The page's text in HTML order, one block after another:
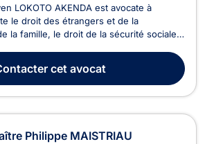
LOKOTO AKENDA est avocate à
le droit des étrangers et de la
la famille, le droit de la sécurité sociale
nationalité, Maître Even LOKOTO
contentieux touchan...
cet avocat
Philippe MAISTRIAU